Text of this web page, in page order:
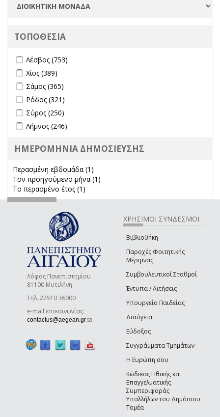
ΤΟΠΟΘΕΣΙΑ
Apply Λέσβος filter
Λέσβος (753)
Apply Χίος filter
Χίος (389)
Apply Σάμος filter
Σάμος (365)
Apply Ρόδος filter
Ρόδος (321)
Apply Σύρος filter
Σύρος (250)
Apply Λήμνος filter
Λήμνος (246)
ΗΜΕΡΟΜΗΝΙΑ ΔΗΜΟΣΙΕΥΣΗΣ
Περασμένη εβδομάδα (1)
Τον προηγούμενο μήνα (1)
Το περασμένο έτος (1)
Λόφος Πανεπιστημίου
81100 Μυτιλήνη
Τηλ. 22510 36000
e-mail επικοινωνίας:
contactus@aegean.gr(link sends e-mail)
ΧΡΗΣΙΜΟΙ ΣΥΝΔΕΣΜΟΙ
Βιβλιοθήκη
Παροχές Φοιτητικής
Μέριμνας
Συμβουλευτικοί Σταθμοί
Έντυπα / Αιτήσεις
Υπουργείο Παιδείας
Διαύγεια
Εύδοξος
Συγγράμματα Τμημάτων
Η Ευρώπη σου
Κώδικας Ηθικής και
Επαγγελματικής
Συμπεριφοράς
Υπαλλήλων του Δημόσιου
Τομέα